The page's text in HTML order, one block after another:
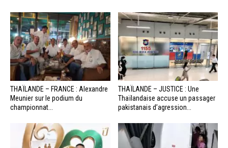
THAÏLANDE – FRANCE : Alexandre
Meunier sur le podium du
championnat...
THAÏLANDE – JUSTICE : Une
Thaïlandaise accuse un passager
pakistanais d’agression...